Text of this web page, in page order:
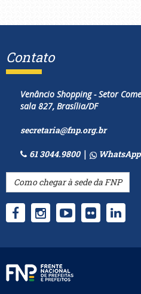
Contato
Venâncio Shopping - Setor
sala 827, Brasília/DF
secretaria@fnp.org.br
61 3044.9800| WhatsApp
Como chegar à sede da FNP